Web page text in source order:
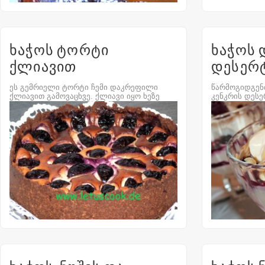
ხაჭოს ტორტი
ქლიავით
ეს გემრიელი ტორტი ჩემი დაკრეფილი
ქლიავით გამოვაცხვე. ქლიავი იყო ხეზე
სიმწიფისაგან ჩამომჭკნარი...
ხაჭოს
კენკრის
0
Comment